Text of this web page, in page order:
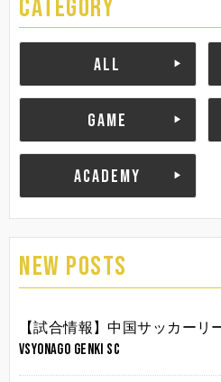
CATEGORY
ALL
GAME
ACADEMY
NEW POSTS
【試合情報】中国サッカーリー
vsYonago Genki SC